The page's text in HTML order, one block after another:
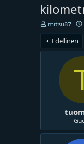
V
e
s
a
mitsu87
i
i
Edellinen